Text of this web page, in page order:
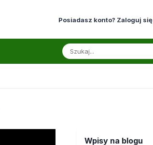
Posiadasz konto? Zaloguj się
Wpisy na blogu